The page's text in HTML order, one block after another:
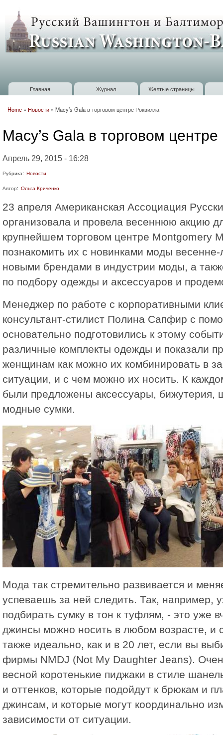
Russian
Washington
Baltimore
Главное меню
Главная Журнал Желтые страницы
Home » Новости » Macy’s Gala в торговом центре Роквилла
Macy’s Gala в торговом
Апрель 29, 2015 - 16:28
Рубрика: Новости
Автор: Ольга Криченко
23 апреля Американская Ассоциация
организoвала и провела весеннюю акцию
крупнейшем торговом центре Montgomery
познакомить их с новинками моды весенне-
новыми брендами в индустрии моды, а
по подбору одежды и аксессуаров и
Менеджер по работе с корпоративными
консультант-стилист Полина Сапфир с
основательно подготовились к этому
различные комплекты одежды и показали
женщинам как можно их комбинировать в
ситуации, и с чем можно их носить. К
были предложены аксессуары, бижутерия,
модные сумки.
Мода так стремительно развивается и
успеваешь за ней следить. Так, например,
подбирать сумку в тон к туфлям, - это уже
джинсы можно носить в любом возрасте, и
также идеально, как и в 20 лет, если вы
фирмы NMDJ (Not My Daughter Jeans).
весной коротенькие пиджаки в стиле
и оттенков, которые подойдут к брюкам и
джинсам, и которые могут координально
зависимости от ситуации.